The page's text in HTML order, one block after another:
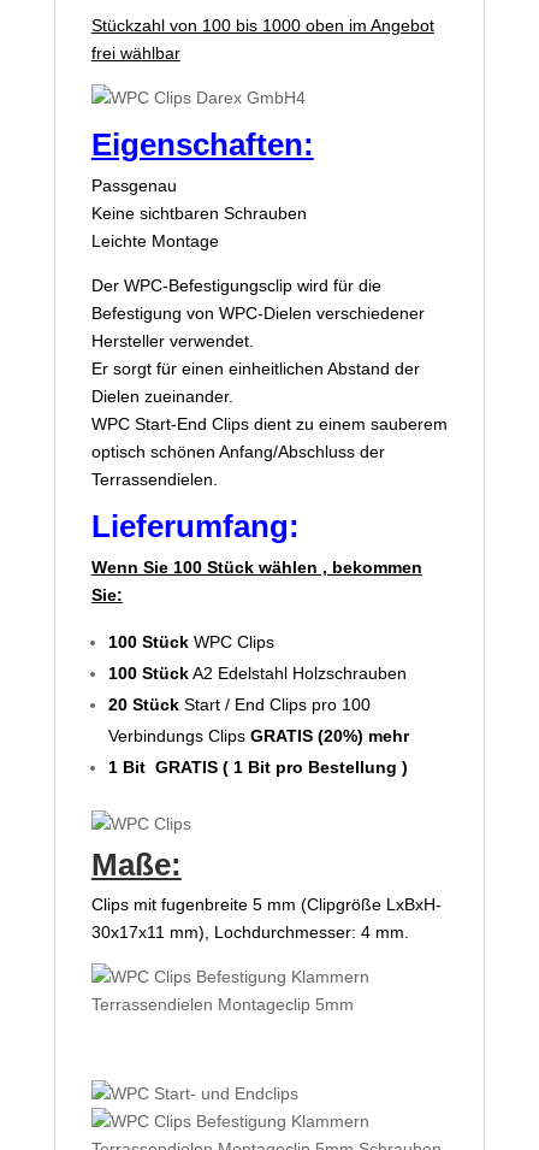
Stückzahl von 100 bis 1000 oben im Angebot
frei wählbar
Eigenschaften:
Passgenau
Keine sichtbaren Schrauben
Leichte Montage
Der WPC-Befestigungsclip wird für die
Befestigung von WPC-Dielen verschiedener
Hersteller verwendet.
Er sorgt für einen einheitlichen Abstand der
Dielen zueinander.
WPC Start-End Clips dient zu einem sauberem
optisch schönen Anfang/Abschluss der
Terrassendielen.
Lieferumfang:
Wenn Sie 100 Stück wählen , bekommen
Sie:
100 StückWPC Clips
100 StückA2 Edelstahl Holzschrauben
20 StückStart / End Clips pro 100
Verbindungs ClipsGRATIS (20%) mehr
1 Bit GRATIS ( 1 Bit pro Bestellung )
Maße:
Clips mit fugenbreite 5 mm (Clipgröße LxBxH-
30x17x11 mm), Lochdurchmesser: 4 mm.